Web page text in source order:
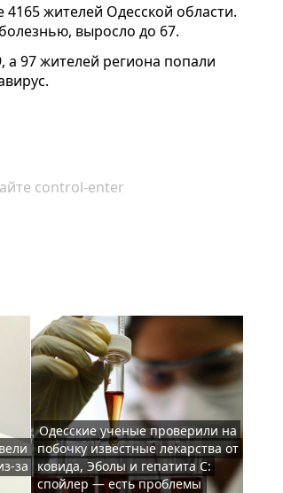
жителей Одесской области.
выросло до 67.
, а 97 жителей региона попали
control-enter
за
Одесские ученые проверили на
побочку известные лекарства от
ковида, Эболы и гепатита С:
спойлер — есть проблемы